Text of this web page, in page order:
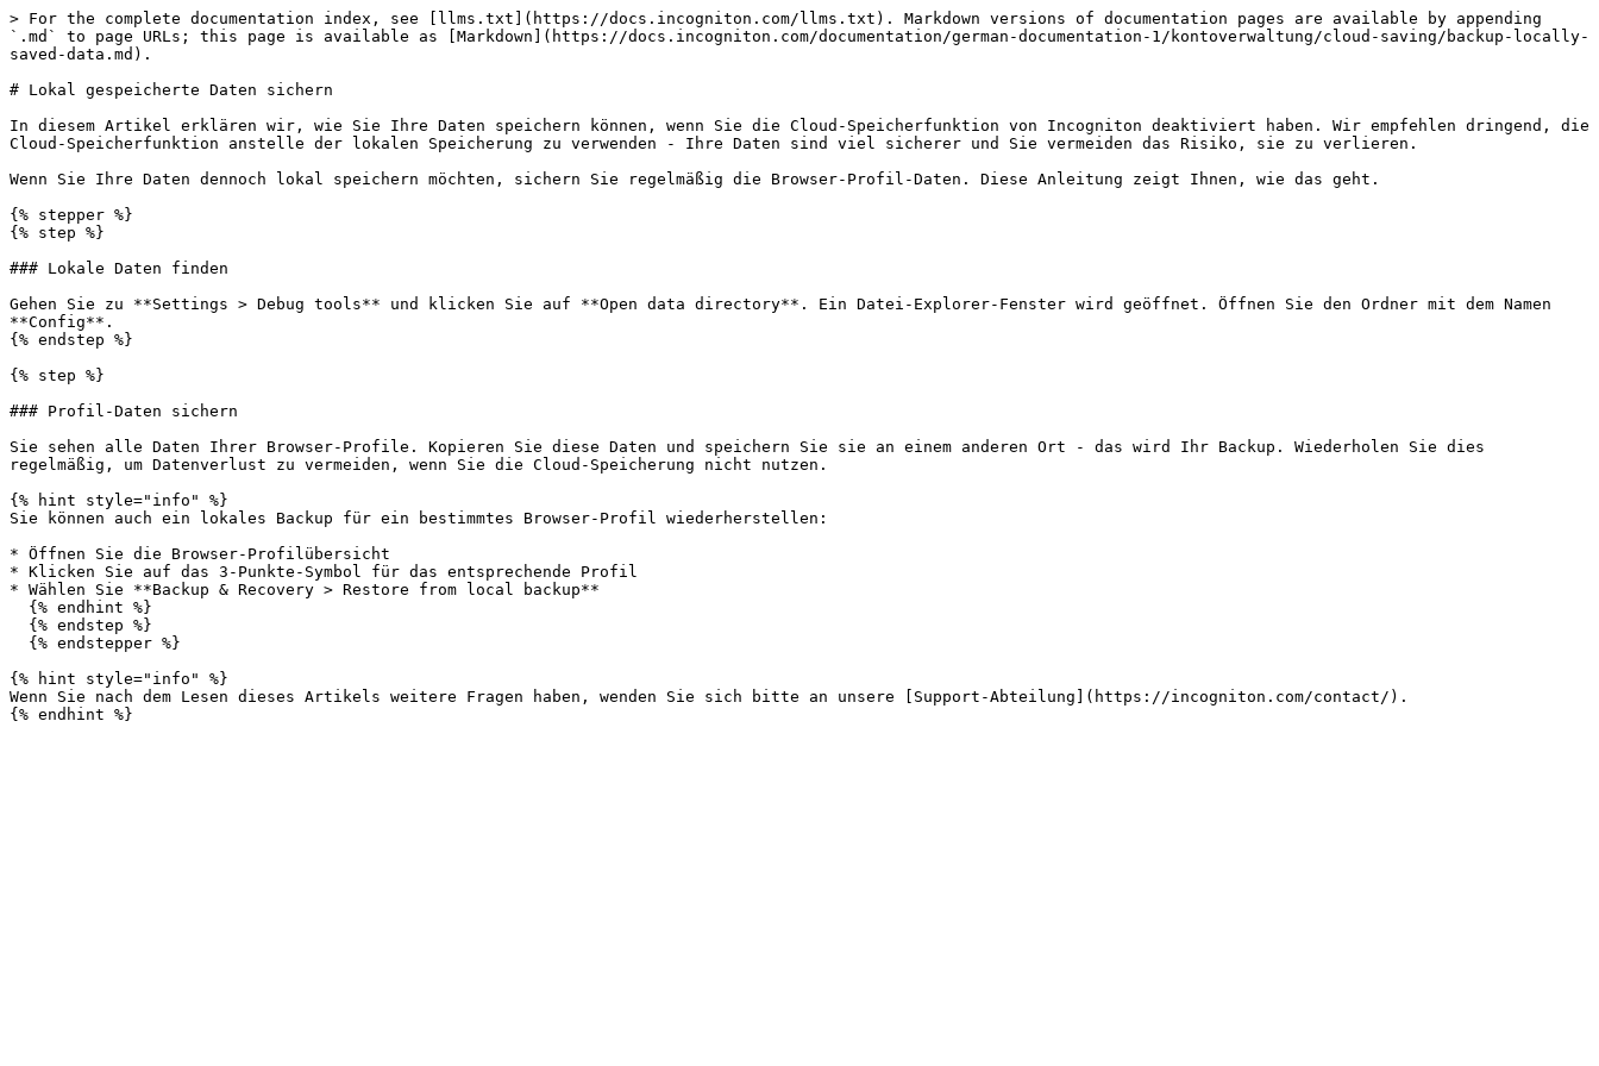
> For the complete documentation index, see [llms.txt](https://docs.incogniton.com/llms.txt). Markdown versions of documentation pages are available by appending
`.md` to page URLs; this page is available as [Markdown](https://docs.incogniton.com/documentation/german-documentation-1/kontoverwaltung/cloud-saving/backup-locally-
saved-data.md).
# Lokal gespeicherte Daten sichern
In diesem Artikel erklären wir, wie Sie Ihre Daten speichern können, wenn Sie die Cloud-Speicherfunktion von Incogniton deaktiviert haben. Wir empfehlen dringend, die
Cloud-Speicherfunktion anstelle der lokalen Speicherung zu verwenden - Ihre Daten sind viel sicherer und Sie vermeiden das Risiko, sie zu verlieren.
Wenn Sie Ihre Daten dennoch lokal speichern möchten, sichern Sie regelmäßig die Browser-Profil-Daten. Diese Anleitung zeigt Ihnen, wie das geht.
{% stepper %}
{% step %}
### Lokale Daten finden
Gehen Sie zu **Settings > Debug tools** und klicken Sie auf **Open data directory**. Ein Datei-Explorer-Fenster wird geöffnet. Öffnen Sie den Ordner mit dem Namen
**Config**.
{% endstep %}
{% step %}
### Profil-Daten sichern
Sie sehen alle Daten Ihrer Browser-Profile. Kopieren Sie diese Daten und speichern Sie sie an einem anderen Ort - das wird Ihr Backup. Wiederholen Sie dies
regelmäßig, um Datenverlust zu vermeiden, wenn Sie die Cloud-Speicherung nicht nutzen.
{% hint style="info" %}
Sie können auch ein lokales Backup für ein bestimmtes Browser-Profil wiederherstellen:
* Öffnen Sie die Browser-Profilübersicht
* Klicken Sie auf das 3-Punkte-Symbol für das entsprechende Profil
* Wählen Sie **Backup & Recovery > Restore from local backup**
{% hint style="info" %}
Wenn Sie nach dem Lesen dieses Artikels weitere Fragen haben, wenden Sie sich bitte an unsere [Support-Abteilung](https://incogniton.com/contact/).